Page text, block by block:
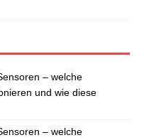
– welche
und wie diese
– welche